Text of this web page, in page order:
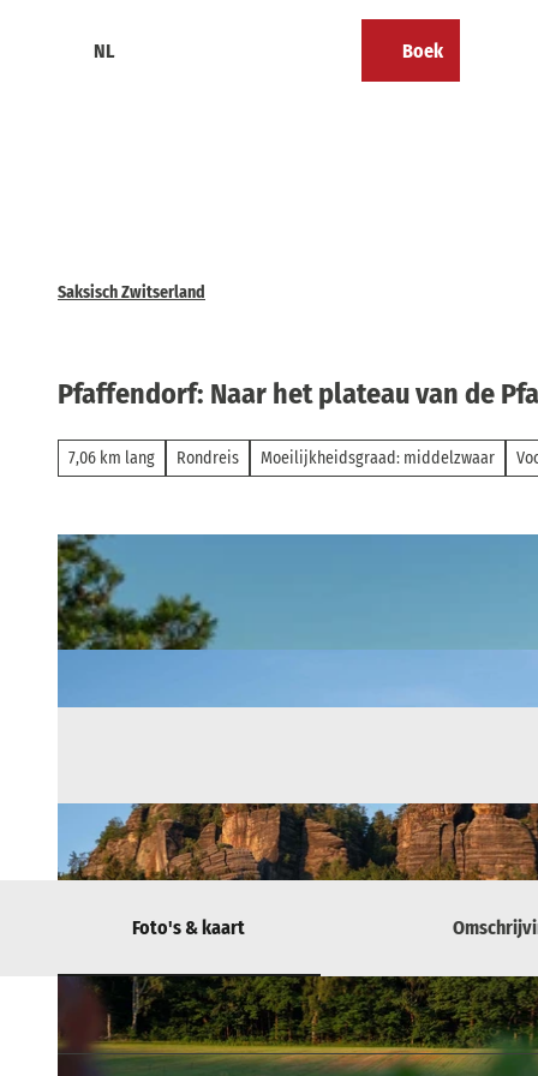
NL Boek
Saksisch Zwitserland
Pfaffendorf: Naar het plateau van de
7,06 km lang Rondreis Moeilijkheidsgraad: middelzwaar
Foto's & kaart